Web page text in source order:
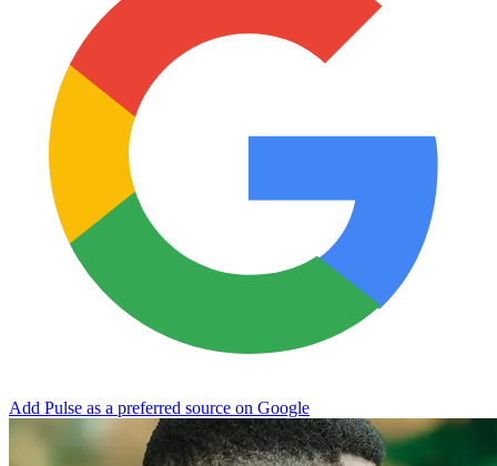
Add Pulse as a preferred source on Google